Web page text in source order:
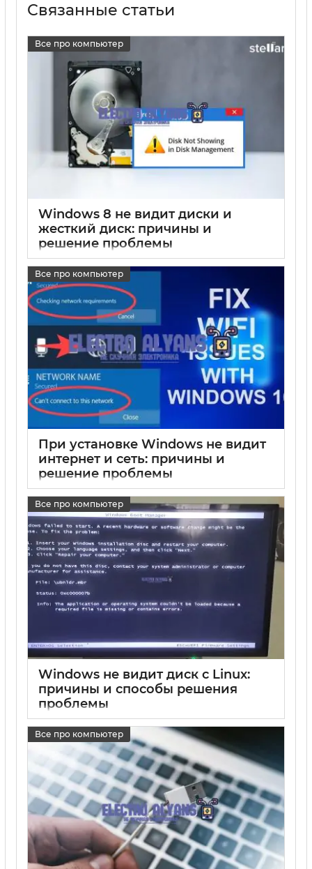
Связанные статьи
Все про компьютер
Windows 8 не видит диски и
жесткий диск: причины и
решение проблемы
17 05 2025 0
Все про компьютер
При установке Windows не видит
интернет и сеть: причины и
решение проблемы
17 05 2025 0
Все про компьютер
Windows не видит диск с Linux:
причины и способы решения
проблемы
17 05 2025 0
Все про компьютер